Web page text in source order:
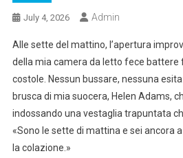
July 4, 2026 Admin
Alle sette del mattino, l’apertura
della mia camera da letto fece battere
costole. Nessun bussare, nessuna
brusca di mia suocera, Helen Adams,
indossando una vestaglia trapuntata
«Sono le sette di mattina e sei ancora
la colazione.»